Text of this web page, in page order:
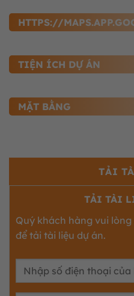
HTTPS://
TIỆN ÍCH DỰ ÁN
MẶT BẰNG
TẢI
TẢI TÀI
Quý khách hàng vui
để tải tài liệu dự án.